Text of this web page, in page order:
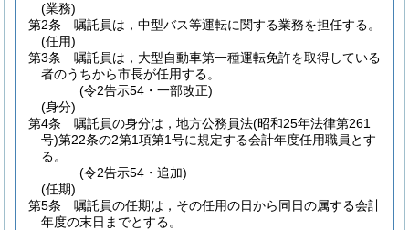
(業務)
第2条
嘱託員は，中型バス等運転に関する業務を担任する。
(任用)
第3条
嘱託員は，大型自動車第一種運転免許を取得している
者のうちから市長が任用する。
(令2告示54・一部改正)
(身分)
第4条
嘱託員の身分は，地方公務員法(昭和25年法律第261
号)第22条の2第1項第1号に規定する会計年度任用職員とす
る。
(令2告示54・追加)
(任期)
第5条
嘱託員の任期は，その任用の日から同日の属する会計
年度の末日までとする。